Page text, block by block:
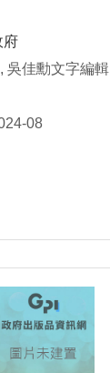
府
吳佳勳文字編輯
08